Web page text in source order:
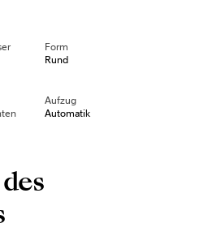
Form
Rund
Aufzug
Automatik